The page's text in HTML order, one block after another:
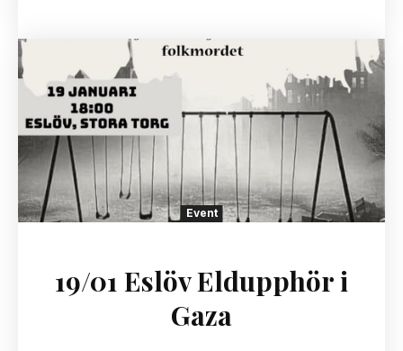
Event
19/01 Eslöv Eldupphör i
Gaza